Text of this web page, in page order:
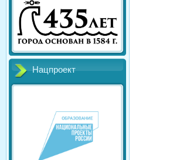
Нацпроект